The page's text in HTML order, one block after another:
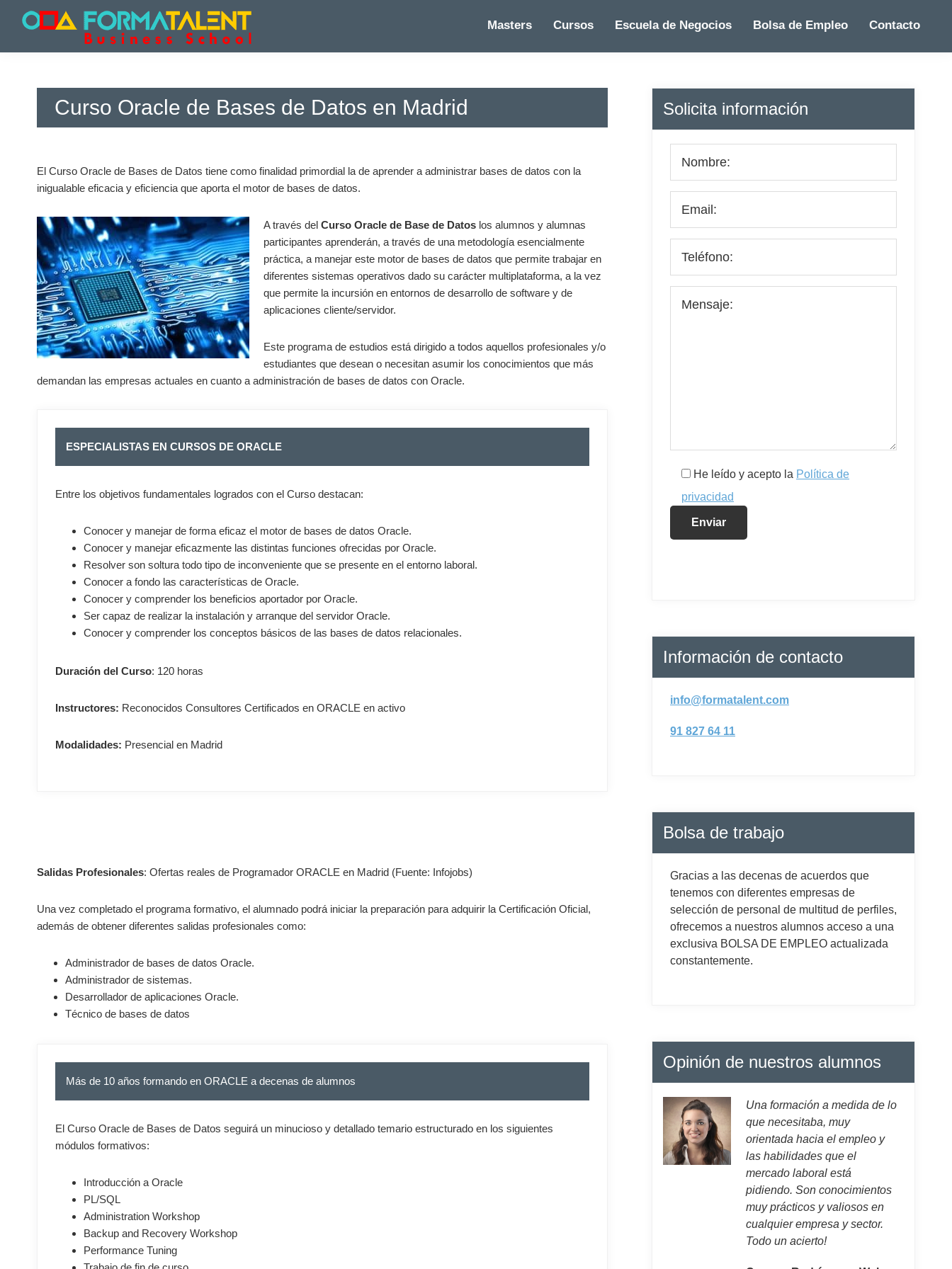
Cursos
Master
Madrid
Master
Madrid
Masters Cursos Escuela de Negocios Bolsa de Empleo Contacto
Curso Oracle de Bases de Datos en Madrid
El Curso Oracle de Bases de Datos tiene como finalidad primordial la de aprender a administrar bases de datos con la
inigualable eficacia y eficiencia que aporta el motor de bases de datos.
A través del Curso Oracle de Base de Datos los alumnos y alumnas
participantes aprenderán, a través de una metodología esencialmente
práctica, a manejar este motor de bases de datos que permite trabajar en
diferentes sistemas operativos dado su carácter multiplataforma, a la vez
que permite la incursión en entornos de desarrollo de software y de
aplicaciones cliente/servidor.
Este programa de estudios está dirigido a todos aquellos profesionales y/o
estudiantes que desean o necesitan asumir los conocimientos que más
demandan las empresas actuales en cuanto a administración de bases de datos con Oracle.
ESPECIALISTAS EN CURSOS DE ORACLE
Entre los objetivos fundamentales logrados con el Curso destacan:
Conocer y manejar de forma eficaz el motor de bases de datos Oracle.
Conocer y manejar eficazmente las distintas funciones ofrecidas por Oracle.
Resolver son soltura todo tipo de inconveniente que se presente en el entorno laboral.
Conocer a fondo las características de Oracle.
Conocer y comprender los beneficios aportador por Oracle.
Ser capaz de realizar la instalación y arranque del servidor Oracle.
Conocer y comprender los conceptos básicos de las bases de datos relacionales.
Duración del Curso: 120 horas
Instructores: Reconocidos Consultores Certificados en ORACLE en activo
Modalidades: Presencial en Madrid
Salidas Profesionales: Ofertas reales de Programador ORACLE en Madrid (Fuente: Infojobs)
Una vez completado el programa formativo, el alumnado podrá iniciar la preparación para adquirir la Certificación Oficial,
además de obtener diferentes salidas profesionales como:
Administrador de bases de datos Oracle.
Administrador de sistemas.
Desarrollador de aplicaciones Oracle.
Técnico de bases de datos
Más de 10 años formando en ORACLE a decenas de alumnos
El Curso Oracle de Bases de Datos seguirá un minucioso y detallado temario estructurado en los siguientes
módulos formativos:
Introducción a Oracle
PL/SQL
Administration Workshop
Backup and Recovery Workshop
Performance Tuning
Barra
lateral
principal
Solicita información
He leído y acepto la Política de
privacidad
Información de contacto
info@formatalent.com
91 827 64 11
Bolsa de trabajo
Gracias a las decenas de acuerdos que
tenemos con diferentes empresas de
selección de personal de multitud de perfiles,
ofrecemos a nuestros alumnos acceso a una
exclusiva BOLSA DE EMPLEO actualizada
constantemente.
Opinión de nuestros alumnos
Una formación a medida de lo
que necesitaba, muy
orientada hacia el empleo y
las habilidades que el
mercado laboral está
pidiendo. Son conocimientos
muy prácticos y valiosos en
cualquier empresa y sector.
Todo un acierto!